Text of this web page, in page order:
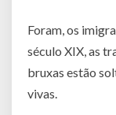
Foram, os
século XIX, as
bruxas estão
vivas.